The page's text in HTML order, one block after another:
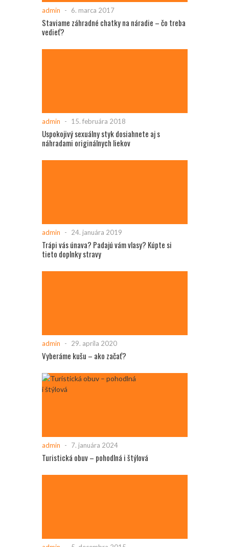
admin - 6. marca 2017
Staviame záhradné chatky na náradie – čo treba
vedieť?
admin - 15. februára 2018
Uspokojivý sexuálny styk dosiahnete aj s
náhradami originálnych liekov
admin - 24. januára 2019
Trápi vás únava? Padajú vám vlasy? Kúpte si
tieto doplnky stravy
admin - 29. apríla 2020
Vyberáme kušu – ako začať?
admin - 7. januára 2024
Turistická obuv – pohodlná i štýlová